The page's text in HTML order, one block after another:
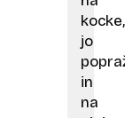
kocke,
jo
in
na